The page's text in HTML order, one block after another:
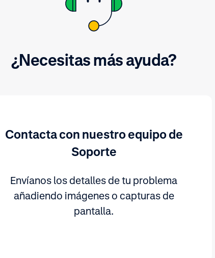
¿Necesitas más ayuda?
Contacta con nuestro equipo de
Soporte
Envíanos los detalles de tu problema
añadiendo imágenes o capturas de
pantalla.